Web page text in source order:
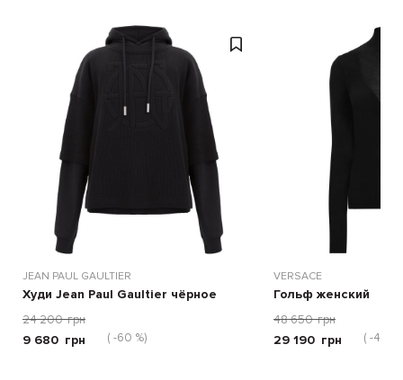
JEAN PAUL GAULTIER
Худи Jean Paul Gaultier чёрное
24 200 грн
9 680 грн ( -60 %)
VERSACE
Гольф женский
48 650 грн
29 190 грн ( -40 %)